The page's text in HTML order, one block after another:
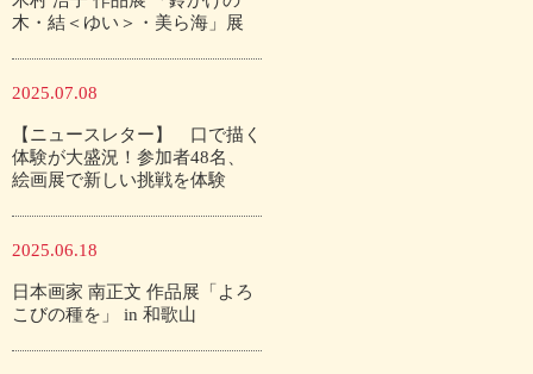
木・結＜ゆい＞・美ら海」展
2025.07.08
【ニュースレター】 口で描く
体験が大盛況！参加者48名、
絵画展で新しい挑戦を体験
2025.06.18
日本画家 南正文 作品展「よろ
こびの種を」 in 和歌山